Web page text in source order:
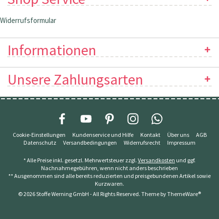
Widerrufsformular
Informationen
Unsere Zahlungsarten
Cookie-Einstellungen Kundenservice und Hilfe Kontakt Über uns
AGB
Datenschutz
Versandbedingungen Widerrufsrecht Impressum
* Alle Preise inkl. gesetzl. Mehrwertsteuer zzgl. Versandkosten und ggf.
Nachnahmegebühren, wenn nicht anders beschrieben
** Ausgenommen sind alle bereits reduzierten und preisgebundenen Artikel sowie
Kurzwaren.
© 2026 Stoffe Werning GmbH - All Rights Reserved. Theme byThemeWare®